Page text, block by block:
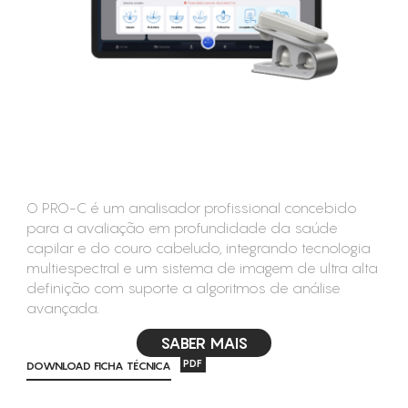
CONSUMÍVEIS
ASSISTÊNCIA TÉCNICA
O PRO-C é um analisador profissional concebido
para a avaliação em profundidade da saúde
capilar e do couro cabeludo, integrando tecnologia
multiespectral e um sistema de imagem de ultra alta
definição com suporte a algoritmos de análise
avançada.
SABER MAIS
DOWNLOAD FICHA TÉCNICA PDF